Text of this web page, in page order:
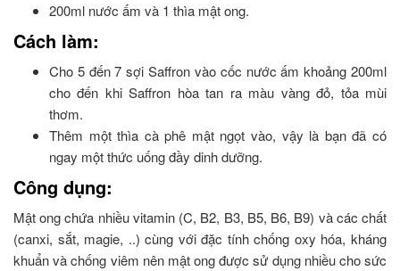
200ml nước ấm và 1 thìa mật ong.
Cách làm:
Cho 5 đến 7 sợi Saffron vào cốc nước ấm khoảng 200ml
cho đến khi Saffron hòa tan ra màu vàng đỏ, tỏa mùi
thơm.
Thêm một thìa cà phê mật ngọt vào, vậy là bạn đã có
ngay một thức uống đầy dinh dưỡng.
Công dụng:
Mật ong chứa nhiều vitamin (C, B2, B3, B5, B6, B9) và các chất
(canxi, sắt, magie, ..) cùng với đặc tính chống oxy hóa, kháng
khuẩn và chống viêm nên mật ong được sử dụng nhiều cho sức